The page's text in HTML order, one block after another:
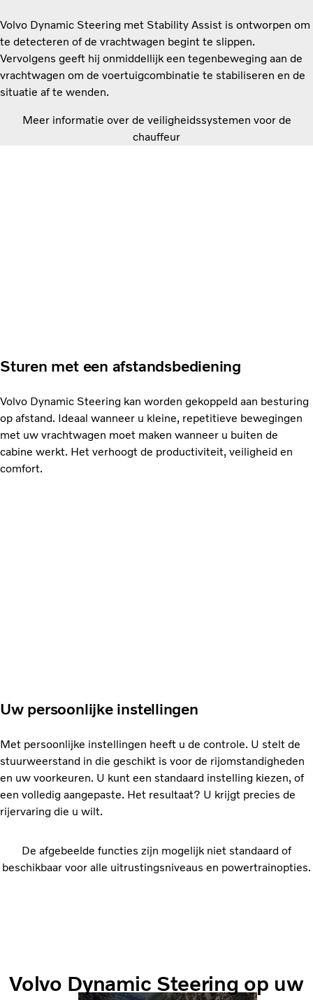
Volvo Dynamic Steering met Stability Assist is ontworpen om
te detecteren of de vrachtwagen begint te slippen.
Vervolgens geeft hij onmiddellijk een tegenbeweging aan de
vrachtwagen om de voertuigcombinatie te stabiliseren en de
situatie af te wenden.
Meer informatie over de veiligheidssystemen voor de
chauffeur
Sturen met een afstandsbediening
Volvo Dynamic Steering kan worden gekoppeld aan besturing
op afstand. Ideaal wanneer u kleine, repetitieve bewegingen
met uw vrachtwagen moet maken wanneer u buiten de
cabine werkt. Het verhoogt de productiviteit, veiligheid en
comfort.
Uw persoonlijke instellingen
Met persoonlijke instellingen heeft u de controle. U stelt de
stuurweerstand in die geschikt is voor de rijomstandigheden
en uw voorkeuren. U kunt een standaard instelling kiezen, of
een volledig aangepaste. Het resultaat? U krijgt precies de
rijervaring die u wilt.
De afgebeelde functies zijn mogelijk niet standaard of
beschikbaar voor alle uitrustingsniveaus en powertrainopties.
Volvo Dynamic Steering op uw